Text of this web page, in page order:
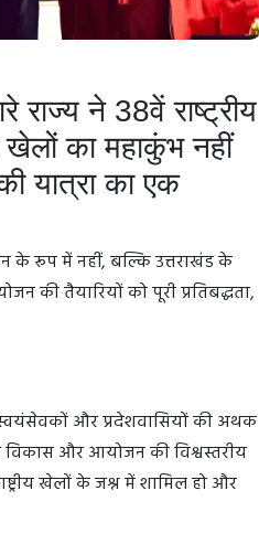
राज्य ने 38वें राष्ट्रीय
का महाकुंभ नहीं
यात्रा का एक
रूप में नहीं, बल्कि उत्तराखंड के
की तैयारियों को पूरी प्रतिबद्धता,
और प्रदेशवासियों की अथक
और आयोजन की विश्वस्तरीय
खेलों के जश्न में शामिल हो और